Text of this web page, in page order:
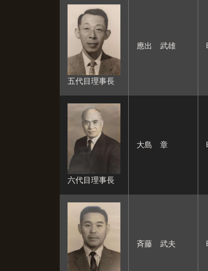
五代目理事長
應出 武雄
六代目理事長
大島 章
斉藤 武夫